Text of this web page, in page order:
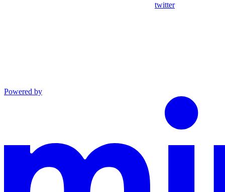
twitter
Powered by